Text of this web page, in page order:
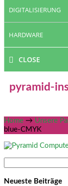
DIGITALISIERUNG
HARDWARE
CLOSE
pyramid-
Home → Unsere
blue-CMYK
nach:
Neueste Beiträge